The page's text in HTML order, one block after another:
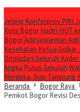
Jelang Konferprov PWI
Kota Bogor Hadiri HUT
Bogor Adityawarman
Kesehatan Ketua Golkar
Diteladani Seluruh Kader
Angka Putus Sekolah
Merdeka, Siap Tampung
Beranda
Bogor Raya
Pemkot Bogor Revisi